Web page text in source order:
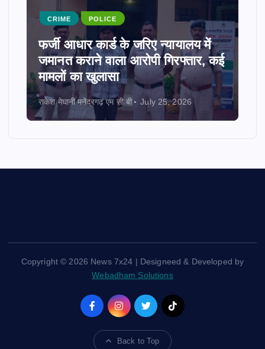
CRIME POLICE
फर्जी आधार कार्ड के जरिए न्यायालय में
जमानत कराने वाला आरोपी गिरफ्तार, कई
मामलों का खुलासा
राकेश मेघानी मनेंद्रगढ़ एम सी बी July 25, 2026
Copyright © 2026 News 7x24 | Designeed & Developed by
Webadham Solutions
Back to Top